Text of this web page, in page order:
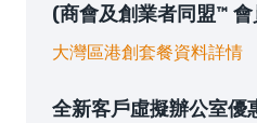
(商會及創業者同盟™
大灣區港創套餐資料詳情
全新客戶虛擬辦公室